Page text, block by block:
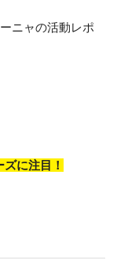
ニャの活動レポ
に注目！